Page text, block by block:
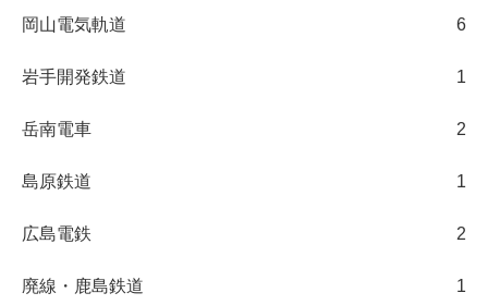
岡山電気軌道 6
岩手開発鉄道 1
岳南電車 2
島原鉄道 1
広島電鉄 2
廃線・鹿島鉄道 1